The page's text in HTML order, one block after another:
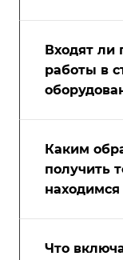
Входят ли
работы в
Каким
получить
находимся
Что